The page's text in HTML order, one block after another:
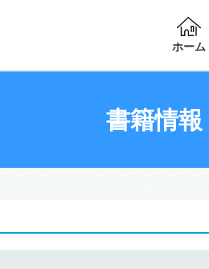
ホーム
書籍情報